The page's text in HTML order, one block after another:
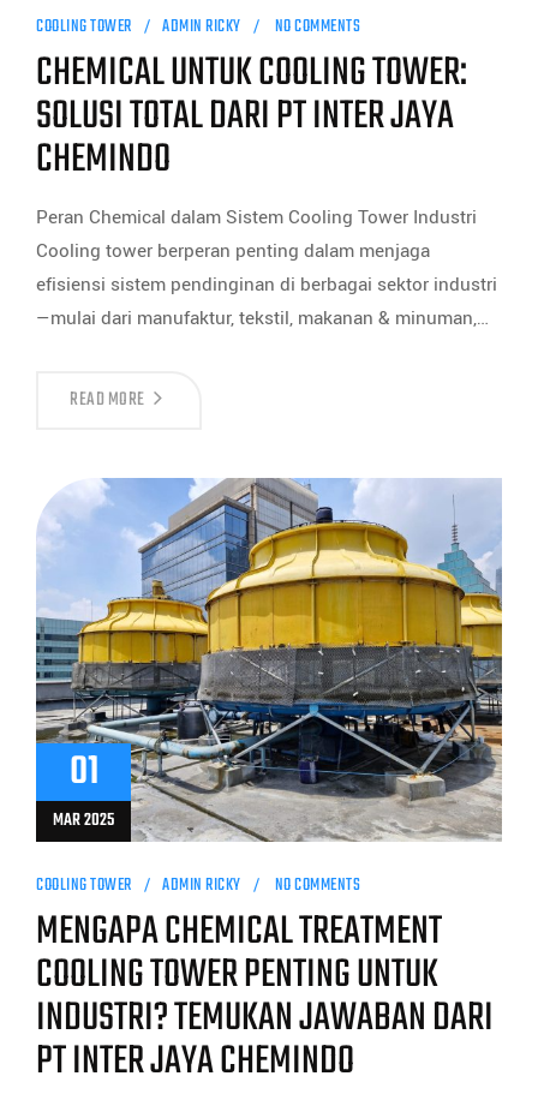
COOLING TOWER ADMIN RICKY NO COMMENTS
CHEMICAL UNTUK COOLING TOWER:
SOLUSI TOTAL DARI PT INTER JAYA
CHEMINDO
Peran Chemical dalam Sistem Cooling Tower Industri
Cooling tower berperan penting dalam menjaga
efisiensi sistem pendinginan di berbagai sektor industri
—mulai dari manufaktur, tekstil, makanan & minuman,…
READ MORE
01
MAR 2025
COOLING TOWER ADMIN RICKY NO COMMENTS
MENGAPA CHEMICAL TREATMENT
COOLING TOWER PENTING UNTUK
INDUSTRI? TEMUKAN JAWABAN DARI
PT INTER JAYA CHEMINDO